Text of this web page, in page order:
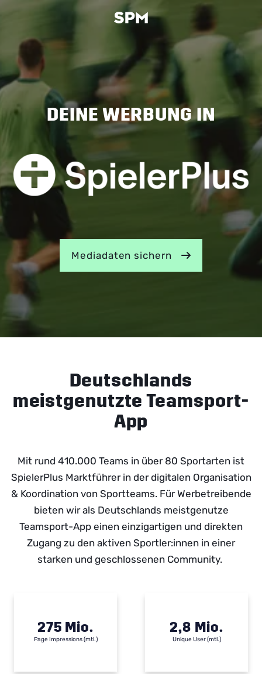
DEINE WERBUNG IN
Mediadaten sichern
Deutschlands
meistgenutzte Teamsport-
App
Mit rund 410.000 Teams in über 80 Sportarten ist
SpielerPlus Marktführer in der digitalen Organisation
& Koordination von Sportteams. Für Werbetreibende
bieten wir als Deutschlands meistgenutze
Teamsport-App einen einzigartigen und direkten
Zugang zu den aktiven Sportler:innen in einer
starken und geschlossenen Community.
275 Mio.
Page Impressions (mtl.)
2,8 Mio.
Unique User (mtl.)